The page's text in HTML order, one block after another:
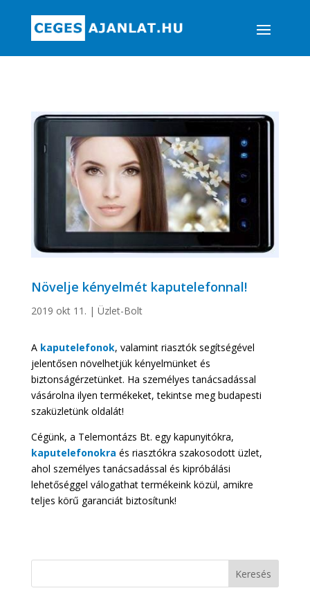
Növelje kényelmét kaputelefonnal!
2019 okt 11. | Üzlet-Bolt
A kaputelefonok, valamint riasztók segítségével
jelentősen növelhetjük kényelmünket és
biztonságérzetünket. Ha személyes tanácsadással
vásárolna ilyen termékeket, tekintse meg budapesti
szaküzletünk oldalát!
Cégünk, a Telemontázs Bt. egy kapunyitókra,
kaputelefonokra és riasztókra szakosodott üzlet,
ahol személyes tanácsadással és kipróbálási
lehetőséggel válogathat termékeink közül, amikre
teljes körű garanciát biztosítunk!